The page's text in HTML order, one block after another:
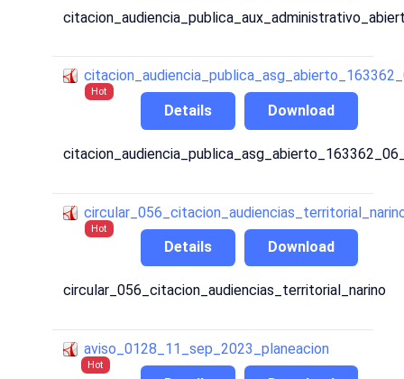
Hot
Download
Details
Hot
Download
Details
circular_056_citacion_audiencias_territorial_narino
aviso_0128_11_sep_2023_planeacion
Hot